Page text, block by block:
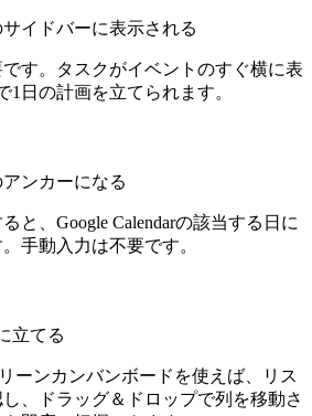
イドバーに表示される
す。タスクがイベントのすぐ横に表
1日の計画を立てられます。
ンカーになる
と、Google Calendarの該当する日に
手動入力は不要です。
立てる
ーンカンバンボードを使えば、リス
、ドラッグ＆ドロップで列を移動さ